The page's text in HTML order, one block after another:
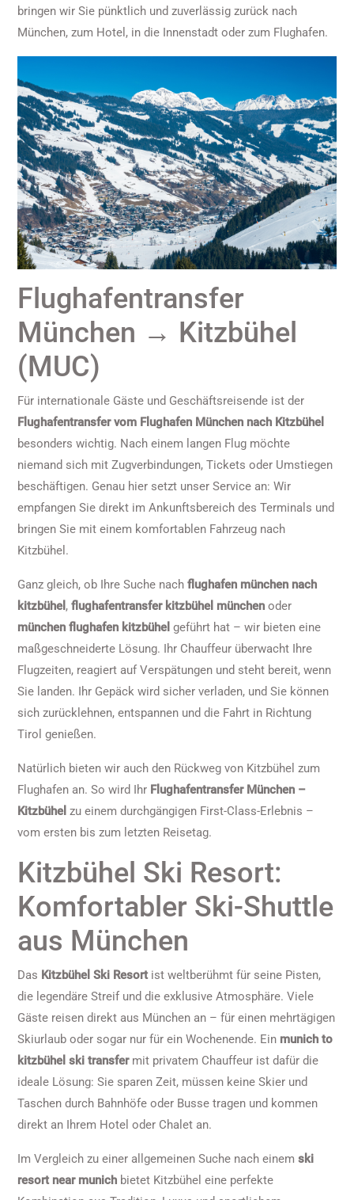
bringen wir Sie pünktlich und zuverlässig zurück nach
München, zum Hotel, in die Innenstadt oder zum Flughafen.
Flughafentransfer
München → Kitzbühel
(MUC)
Für internationale Gäste und Geschäftsreisende ist der
Flughafentransfer vom Flughafen München nach Kitzbühel
besonders wichtig. Nach einem langen Flug möchte
niemand sich mit Zugverbindungen, Tickets oder Umstiegen
beschäftigen. Genau hier setzt unser Service an: Wir
empfangen Sie direkt im Ankunftsbereich des Terminals und
bringen Sie mit einem komfortablen Fahrzeug nach
Kitzbühel.
Ganz gleich, ob Ihre Suche nach flughafen münchen nach
kitzbühel , flughafentransfer kitzbühel münchen oder
münchen flughafen kitzbühel geführt hat – wir bieten eine
maßgeschneiderte Lösung. Ihr Chauffeur überwacht Ihre
Flugzeiten, reagiert auf Verspätungen und steht bereit, wenn
Sie landen. Ihr Gepäck wird sicher verladen, und Sie können
sich zurücklehnen, entspannen und die Fahrt in Richtung
Tirol genießen.
Natürlich bieten wir auch den Rückweg von Kitzbühel zum
Flughafen an. So wird Ihr Flughafentransfer München –
Kitzbühel zu einem durchgängigen First-Class-Erlebnis –
vom ersten bis zum letzten Reisetag.
Kitzbühel Ski Resort:
Komfortabler Ski-Shuttle
aus München
Das Kitzbühel Ski Resortist weltberühmt für seine Pisten,
die legendäre Streif und die exklusive Atmosphäre. Viele
Gäste reisen direkt aus München an – für einen mehrtägigen
Skiurlaub oder sogar nur für ein Wochenende. Ein munich to
kitzbühel ski transfermit privatem Chauffeur ist dafür die
ideale Lösung: Sie sparen Zeit, müssen keine Skier und
Taschen durch Bahnhöfe oder Busse tragen und kommen
direkt an Ihrem Hotel oder Chalet an.
Im Vergleich zu einer allgemeinen Suche nach einem ski
resort near munich bietet Kitzbühel eine perfekte